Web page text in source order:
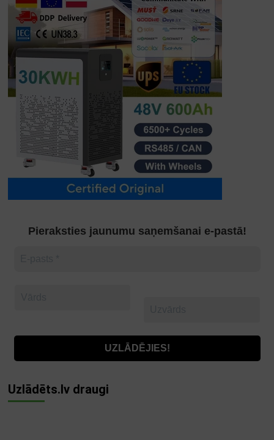
Pieraksties jaunumu saņemšanai e-pastā!
Uzlādēts.lv draugi